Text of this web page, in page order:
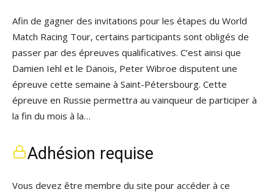
Afin de gagner des invitations pour les étapes du World
Match Racing Tour, certains participants sont obligés de
passer par des épreuves qualificatives. C’est ainsi que
Damien Iehl et le Danois, Peter Wibroe disputent une
épreuve cette semaine à Saint-Pétersbourg. Cette
épreuve en Russie permettra au vainqueur de participer à
la fin du mois à la…
Adhésion requise
Vous devez être membre du site pour accéder à ce